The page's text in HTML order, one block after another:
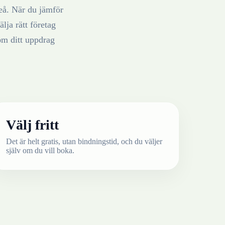
. När du jämför
rätt företag
ditt uppdrag
Välj fritt
Det är helt gratis, utan bindningstid, och du väljer
själv om du vill boka.